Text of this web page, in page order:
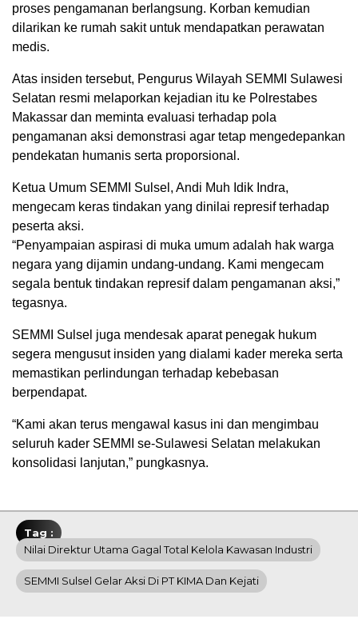
proses pengamanan berlangsung. Korban kemudian
dilarikan ke rumah sakit untuk mendapatkan perawatan
medis.
Atas insiden tersebut, Pengurus Wilayah SEMMI Sulawesi
Selatan resmi melaporkan kejadian itu ke Polrestabes
Makassar dan meminta evaluasi terhadap pola
pengamanan aksi demonstrasi agar tetap mengedepankan
pendekatan humanis serta proporsional.
Ketua Umum SEMMI Sulsel, Andi Muh Idik Indra,
mengecam keras tindakan yang dinilai represif terhadap
peserta aksi.
“Penyampaian aspirasi di muka umum adalah hak warga
negara yang dijamin undang-undang. Kami mengecam
segala bentuk tindakan represif dalam pengamanan aksi,”
tegasnya.
SEMMI Sulsel juga mendesak aparat penegak hukum
segera mengusut insiden yang dialami kader mereka serta
memastikan perlindungan terhadap kebebasan
berpendapat.
“Kami akan terus mengawal kasus ini dan mengimbau
seluruh kader SEMMI se-Sulawesi Selatan melakukan
konsolidasi lanjutan,” pungkasnya.
Tag :
Nilai Direktur Utama Gagal Total Kelola Kawasan Industri
SEMMI Sulsel Gelar Aksi Di PT KIMA Dan Kejati